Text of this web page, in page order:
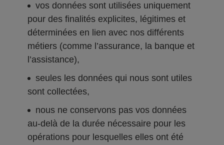
vos données sont utilisées uniquement
pour des finalités explicites, légitimes et
déterminées en lien avec nos différents
métiers (comme l’assurance, la banque et
l’assistance),
seules les données qui nous sont utiles
sont collectées,
nous ne conservons pas vos données
au-delà de la durée nécessaire pour les
opérations pour lesquelles elles ont été